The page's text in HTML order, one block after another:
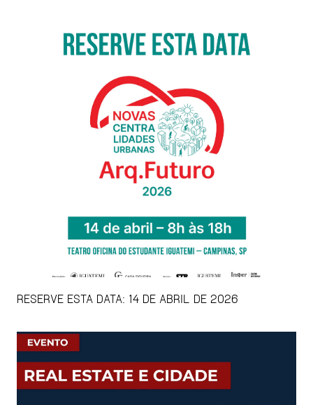
RESERVE ESTA DATA: 14 DE ABRIL DE 2026